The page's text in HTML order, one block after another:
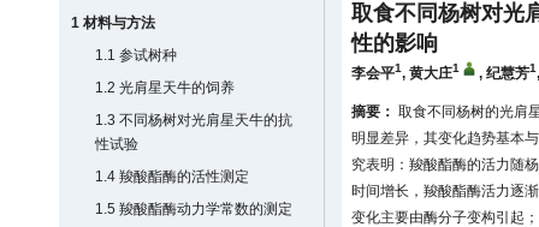
1 材料与方法
1.1 参试树种
1.2 光肩星天牛的饲养
1.3 不同杨树对光肩星天牛的抗
性试验
1.4 羧酸酯酶的活性测定
1.5 羧酸酯酶动力学常数的测定
取食不同杨树对光
性的影响
李会平1, 黄大庄1 , 纪慧芳1
摘要： 取食不同杨树的光肩
明显差异，其变化趋势基本
究表明：羧酸酯酶的活力随
时间增长，羧酸酯酶活力逐
变化主要由酶分子变构引起